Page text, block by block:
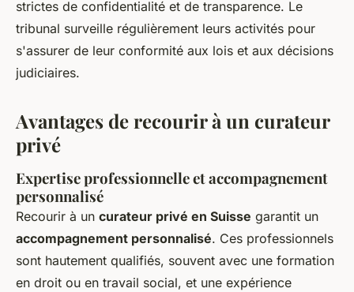
strictes de confidentialité et de transparence. Le
tribunal surveille régulièrement leurs activités pour
s'assurer de leur conformité aux lois et aux décisions
judiciaires.
Avantages de recourir à un curateur
privé
Expertise professionnelle et accompagnement
personnalisé
Recourir à un curateur privé en Suisse garantit un
accompagnement personnalisé. Ces professionnels
sont hautement qualifiés, souvent avec une formation
en droit ou en travail social, et une expérience